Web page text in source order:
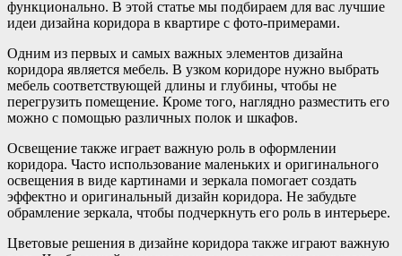
функционально. В этой статье мы подбираем для вас лучшие
идеи дизайна коридора в квартире с фото-примерами.
Одним из первых и самых важных элементов дизайна
коридора является мебель. В узком коридоре нужно выбрать
мебель соответствующей длины и глубины, чтобы не
перегрузить помещение. Кроме того, наглядно разместить его
можно с помощью различных полок и шкафов.
Освещение также играет важную роль в оформлении
коридора. Часто использование маленьких и оригинального
освещения в виде картинами и зеркала помогает создать
эффектно и оригинальный дизайн коридора. Не забудьте
обрамление зеркала, чтобы подчеркнуть его роль в интерьере.
Цветовые решения в дизайне коридора также играют важную